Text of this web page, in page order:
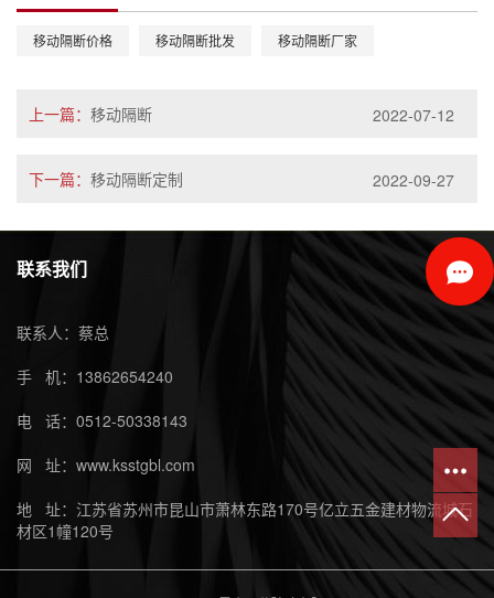
移动隔断价格 移动隔断批发 移动隔断厂家
上一篇： 移动隔断 2022-07-12
下一篇： 移动隔断定制 2022-09-27
联系我们
联系人：蔡总
手 机：13862654240
电 话：0512-50338143
网 址：www.ksstgbl.com
地 址：江苏省苏州市昆山市萧林东路170号亿立五金建材物流城石
材区1幢120号